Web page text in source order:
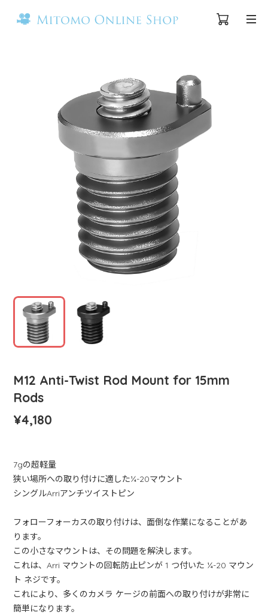
M12 Anti-Twist Rod Mount for 15mm
Rods
¥4,180
7gの超軽量
狭い場所への取り付けに適した¼-20マウント
シングルArriアンチツイストピン
フォローフォーカスの取り付けは、面倒な作業になることがあ
ります。
この小さなマウントは、その問題を解決します。
これは、Arri マウントの回転防止ピンが 1 つ付いた ¼-20 マウン
ト ネジです。
これにより、多くのカメラ ケージの前面への取り付けが非常に
簡単になります。